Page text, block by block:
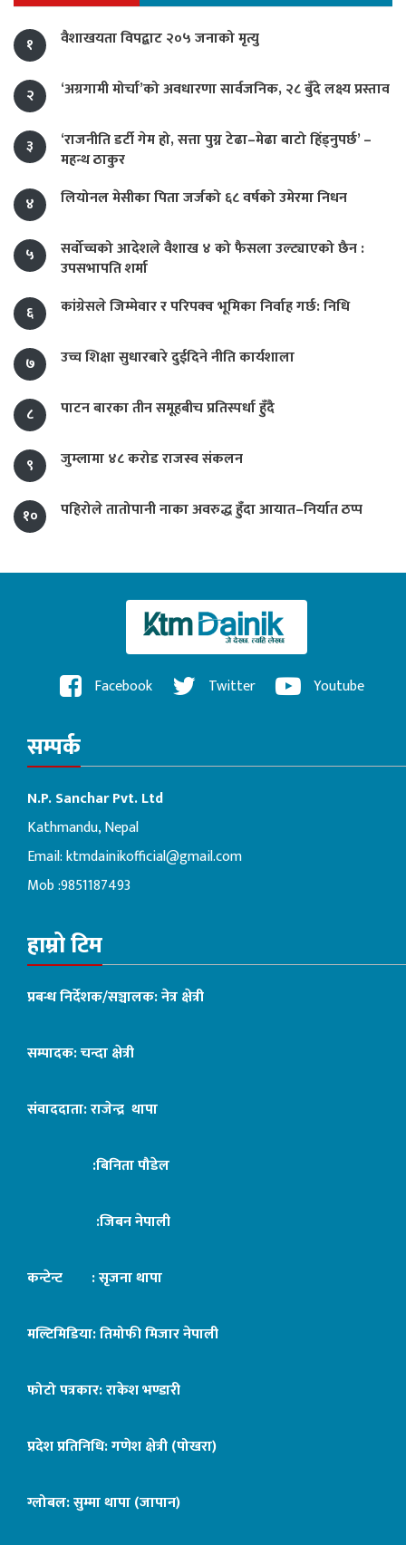
१ वैशाखयता विपद्बाट २०५ जनाको मृत्यु
२ ‘अग्रगामी मोर्चा’को अवधारणा सार्वजनिक, २८ बुँदे लक्ष्य प्रस्ताव
३
‘राजनीति डर्टी गेम हो, सत्ता पुग्न टेढा–मेढा बाटो हिँड्नुपर्छ’ –
महन्थ ठाकुर
४
लियोनल मेसीका पिता जर्जको ६८ वर्षको उमेरमा निधन
५
सर्वोच्चको आदेशले वैशाख ४ को फैसला उल्ट्याएको छैन :
उपसभापति शर्मा
६
कांग्रेसले जिम्मेवार र परिपक्व भूमिका निर्वाह गर्छ: निधि
७ उच्च शिक्षा सुधारबारे दुईदिने नीति कार्यशाला
८ पाटन बारका तीन समूहबीच प्रतिस्पर्धा हुँदै
९ जुम्लामा ४८ करोड राजस्व संकलन
१० पहिरोले तातोपानी नाका अवरुद्ध हुँदा आयात–निर्यात ठप्प
Facebook Twitter Youtube
सम्पर्क
N.P. Sanchar Pvt. Ltd
Kathmandu, Nepal
Email:ktmdainikofficial@gmail.com
Mob :9851187493
हाम्रो टिम
प्रबन्ध निर्देशक/सञ्चालक: नेत्र क्षेत्री
सम्पादक: चन्दा क्षेत्री
संवाददाता: राजेन्द्र थापा
:बिनिता पौडेल
:जिबन नेपाली
कन्टेन्ट : सृजना थापा
मल्टिमिडिया: तिमोफी मिजार नेपाली
फोटो पत्रकार: राकेश भण्डारी
प्रदेश प्रतिनिधि: गणेश क्षेत्री (पोखरा)
ग्लोबल: सुम्मा थापा (जापान)